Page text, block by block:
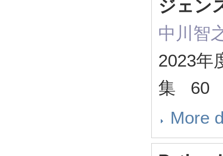
ジェン
中川智
2023年
集 60
More